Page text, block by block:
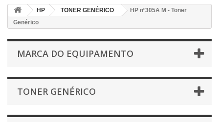
HP TONER GENÉRICO
HP nº305A M - Toner
Genérico
MARCA DO EQUIPAMENTO
TONER GENÉRICO